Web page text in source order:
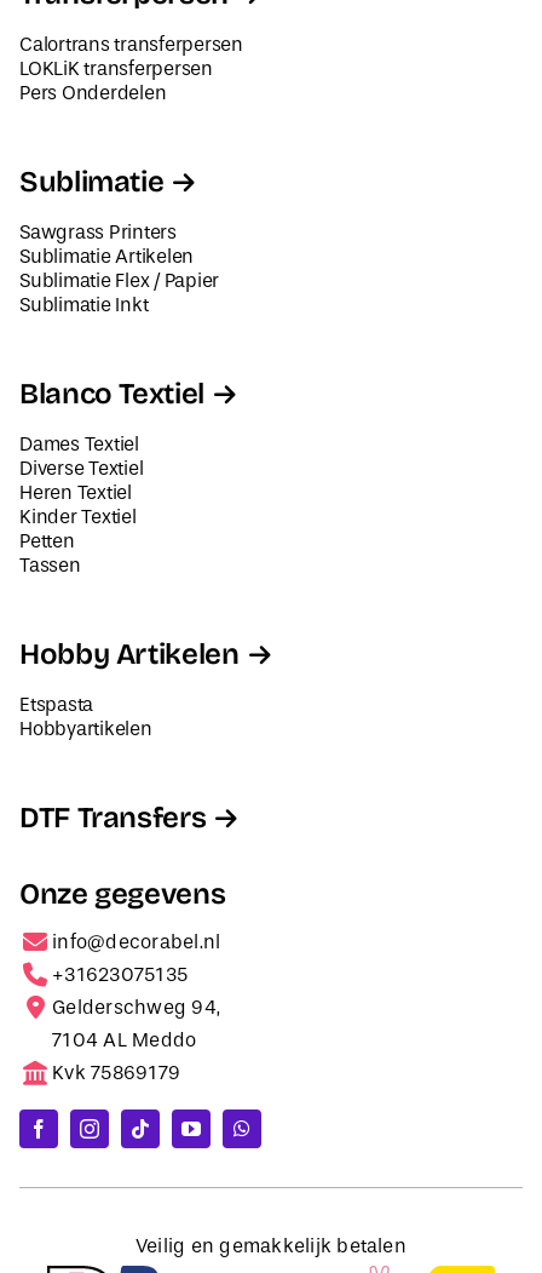
Calortrans transferpersen
LOKLiK transferpersen
Pers Onderdelen
Sublimatie
Sawgrass Printers
Sublimatie Artikelen
Sublimatie Flex / Papier
Sublimatie Inkt
Blanco Textiel
Dames Textiel
Diverse Textiel
Heren Textiel
Kinder Textiel
Petten
Tassen
Hobby Artikelen
Etspasta
Hobbyartikelen
DTF Transfers
Onze gegevens
info@decorabel.nl
+31623075135
Gelderschweg 94,
7104 AL Meddo
Kvk 75869179
Veilig en gemakkelijk betalen